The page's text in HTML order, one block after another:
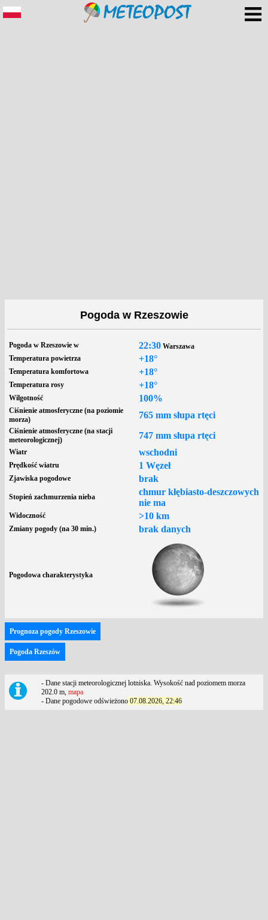
Pogoda w Rzeszowie
Pogoda w Rzeszowie w 22:30 Warszawa
Temperatura powietrza
+18°
Temperatura komfortowa +18°
Temperatura rosy +18°
Wilgotność 100%
Ciśnienie atmosferyczne (na poziomie
morza)
765 mm słupa rtęci
Ciśnienie atmosferyczne (na stacji
meteorologicznej)
747 mm słupa rtęci
Wiatr wschodni
Prędkość wiatru 1 Węzeł
Zjawiska pogodowe brak
Stopień zachmurzenia nieba
chmur kłębiasto-deszczowych
nie ma
Widoczność >10 km
Zmiany pogody (na 30 min.) brak danych
Pogodowa charakterystyka
Prognoza pogody Rzeszowie
Pogoda Rzeszów
- Dane stacji meteorologicznej lotniska. Wysokość nad poziomem morza
202.0 m, mapa
- Dane pogodowe odświeżono 07.08.2026, 22:46